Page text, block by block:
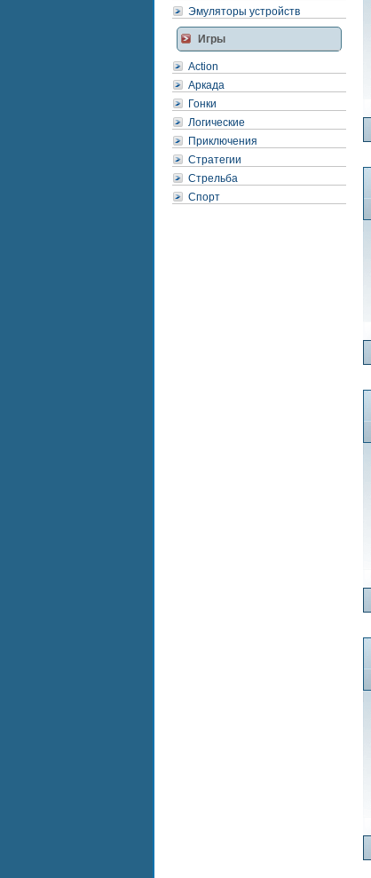
Эмуляторы устройств
Игры
Action
Аркада
Гонки
Логические
Приключения
Стратегии
Стрельба
Спорт